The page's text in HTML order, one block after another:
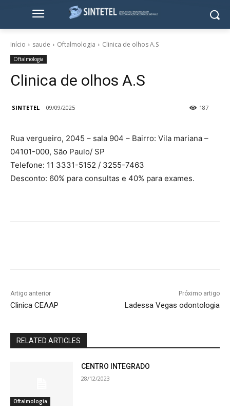
Início saude Oftalmologia Clinica de olhos A.S
Oftalmologia
Clinica de olhos A.S
SINTETEL 09/09/2025 187
Rua vergueiro, 2045 – sala 904 – Bairro: Vila mariana –
04101-000, São Paulo/ SP
Telefone: 11 3331-5152 / 3255-7463
Desconto: 60% para consultas e 40% para exames.
Artigo anterior
Clinica CEAAP
Próximo artigo
Ladessa Vegas odontologia
RELATED ARTICLES
Oftalmologia
CENTRO INTEGRADO
28/12/2023